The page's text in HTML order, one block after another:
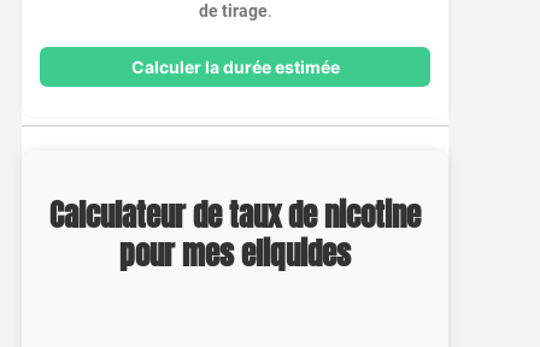
de tirage.
Calculer la durée estimée
Calculateur de taux de nicotine
pour mes eliquides